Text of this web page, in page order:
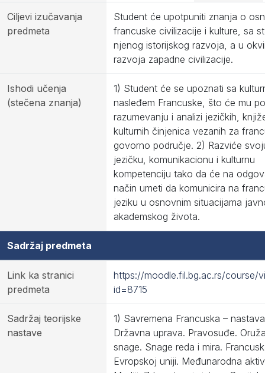
Ciljevi izučavanja
predmeta
Student će upotpuniti znanja o
francuske civilizacije i kulture, sa
njenog istorijskog razvoja, a u
razvoja zapadne civilizacije.
Ishodi učenja
(stečena znanja)
1) Student će se upoznati sa
nasleđem Francuske, što će mu
razumevanju i analizi jezičkih,
kulturnih činjenica vezanih za
govorno područje. 2) Razviće
jezičku, komunikacionu i kulturnu
kompetenciju tako da će na
način umeti da komunicira na
jeziku u osnovnim situacijama
akademskog života.
Sadržaj predmeta
Link ka stranici
predmeta
https://moodle.fil.bg.ac.rs/course/
id=8715
Sadržaj teorijske
nastave
1) Savremena Francuska –
Državna uprava. Pravosuđe.
snage. Snage reda i mira.
Evropskoj uniji. Međunarodna